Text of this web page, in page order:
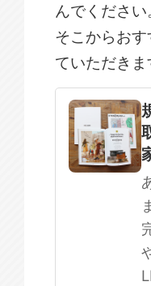
んでください
そこからお
ていただきま
規格住宅
まだ何も